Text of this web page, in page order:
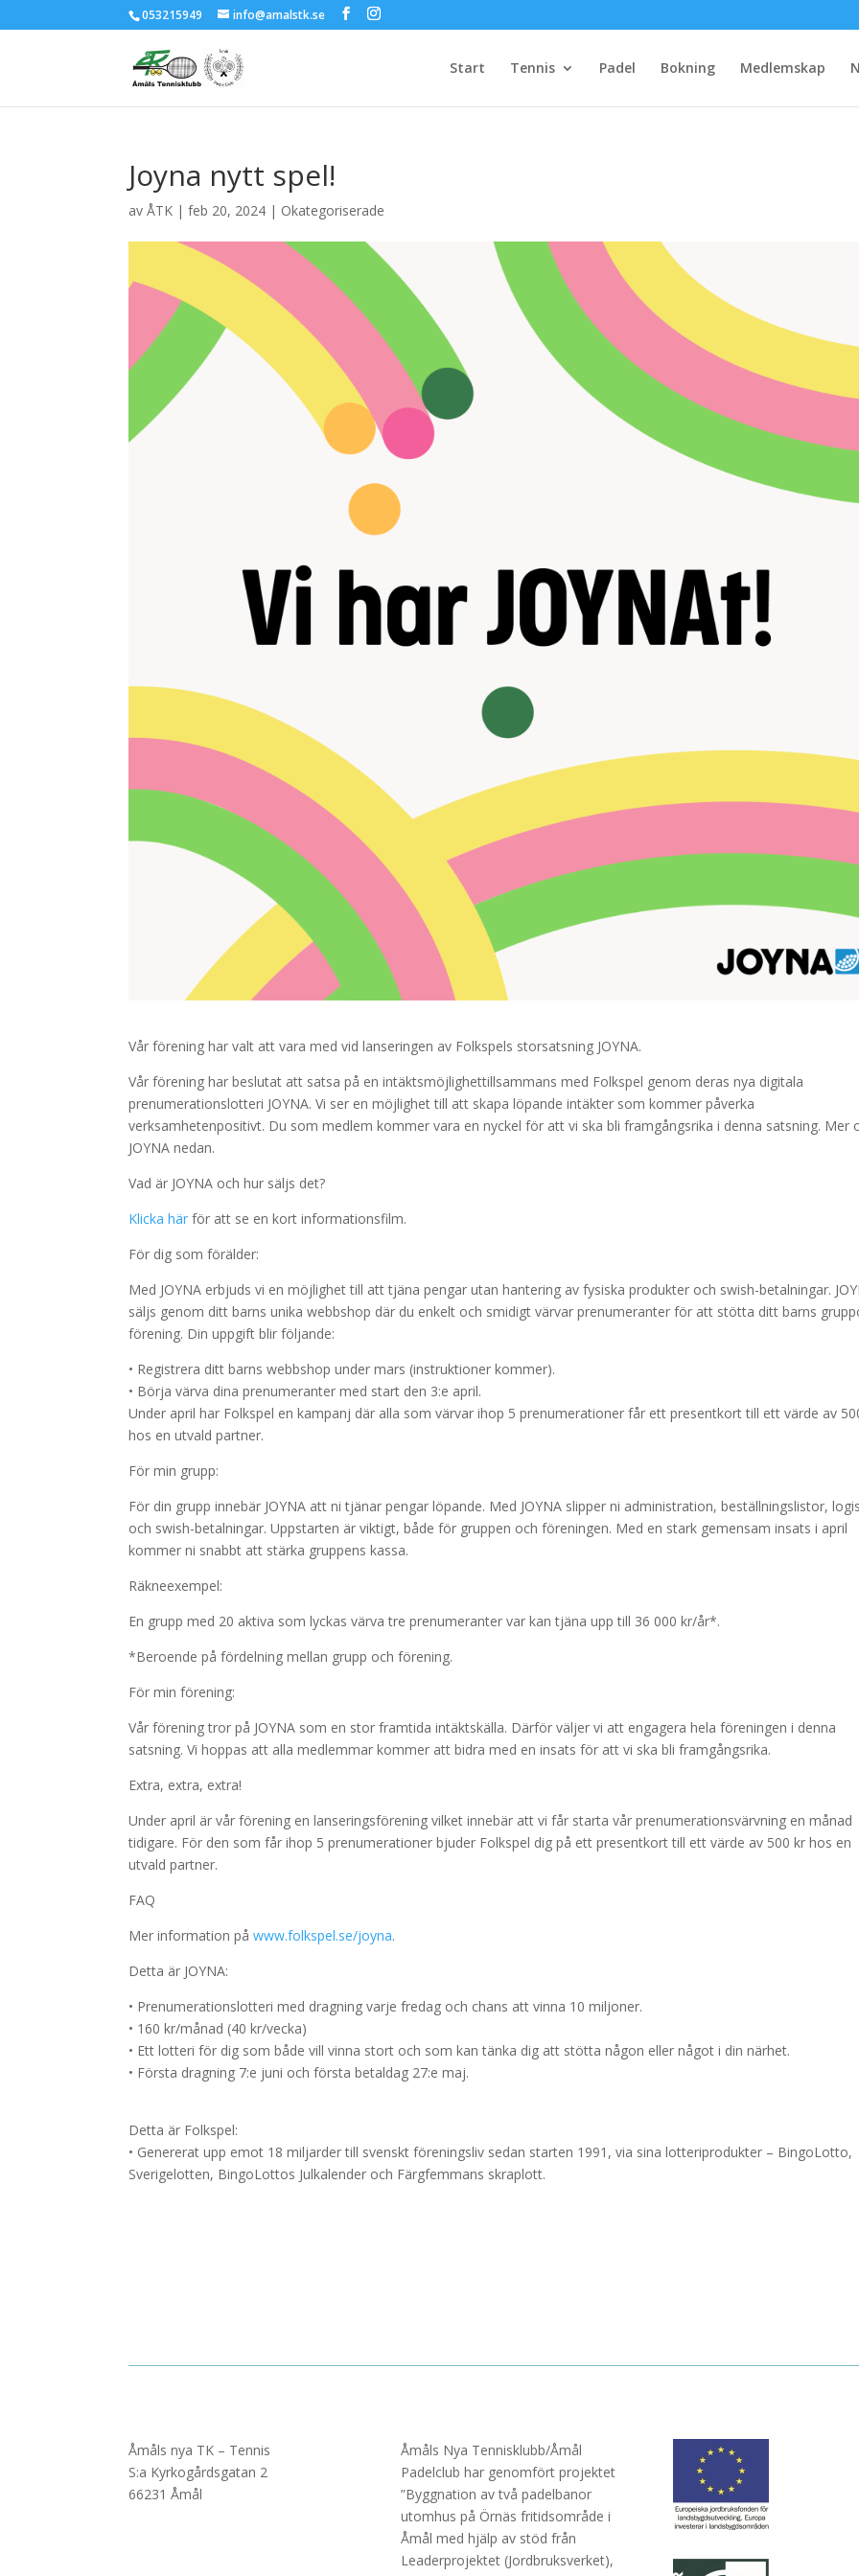
053215949 info@amalstk.se
Start Tennis Padel Bokning Medlemskap
Joyna nytt spel!
avÅTK |feb 20, 2024 | Okategoriserade
Vår förening har valt att varamed vid lanseringen av Folkspels storsatsning JOYNA.
Vår förening har beslutat att satsa på en intäktsmöjlighettillsammans med Folkspel genom deras nya digitala
prenumerationslotteri JOYNA. Vi ser en möjlighet till att skapa löpande intäkter som kommer påverka
verksamhetenpositivt. Du som medlem kommer vara en nyckel för att vi ska bli framgångsrika i denna satsning. Mer
JOYNA nedan.
Vad är JOYNA och hur säljs det?
Klicka här för att se en kort informationsfilm.
För dig som förälder:
Med JOYNA erbjuds vi en möjlighet till att tjäna pengar utan hantering av fysiska produkter och swish-betalningar.
säljs genom ditt barns unika webbshop där du enkelt och smidigt värvar prenumeranter för att stötta ditt barns
förening. Din uppgift blir följande:
• Registrera ditt barns webbshop undermars (instruktioner kommer).
• Börja värva dina prenumeranter med start den 3:e april.
Under april har Folkspel en kampanj där alla som värvar ihop 5 prenumerationer får ett presentkort till ett värde av
hos en utvald partner.
För min grupp:
För din grupp innebär JOYNA att ni tjänar pengar löpande. Med JOYNA slipper ni administration, beställningslistor,
och swish-betalningar. Uppstarten är viktigt, både för gruppen och föreningen. Med en stark gemensam insats i april
kommer ni snabbt att stärka gruppens kassa.
Räkneexempel:
En grupp med 20 aktiva som lyckas värva tre prenumeranter var kan tjäna upp till 36 000 kr/år*.
*Beroende på fördelning mellan grupp och förening.
För min förening:
Vår förening tror på JOYNA som en stor framtida intäktskälla. Därför väljer vi att engagera hela föreningen i denna
satsning. Vi hoppas att alla medlemmar kommer att bidra med en insats för att vi ska bli framgångsrika.
Extra, extra, extra!
Under april är vår förening en lanseringsförening vilket innebär att vi får starta vår prenumerationsvärvning en månad
tidigare. För den som får ihop 5 prenumerationer bjuder Folkspel dig på ett presentkort till ett värde av 500 kr hos en
utvald partner.
FAQ
Mer information påwww.folkspel.se/joyna.
Detta är JOYNA:
• Prenumerationslotteri med dragning varje fredag och chans att vinna 10 miljoner.
• 160 kr/månad (40 kr/vecka)
• Ett lotteri för dig som både vill vinna stort och som kan tänka dig att stötta någon eller något i din närhet.
• Första dragning 7:e juni och första betaldag 27:e maj.
Detta är Folkspel:
• Genererat upp emot 18 miljarder till svenskt föreningsliv sedan starten 1991, via sina lotteriprodukter – BingoLotto,
Sverigelotten, BingoLottos Julkalender och Färgfemmans skraplott.
Åmåls nya TK – Tennis
S:a Kyrkogårdsgatan 2
66231 Åmål
Åmåls Nya Tennisklubb/Åmål
Padelclub har genomfört projektet
”Byggnation av två padelbanor
utomhus på Örnäs fritidsområde i
Åmål med hjälp av stöd från
Leaderprojektet (Jordbruksverket),